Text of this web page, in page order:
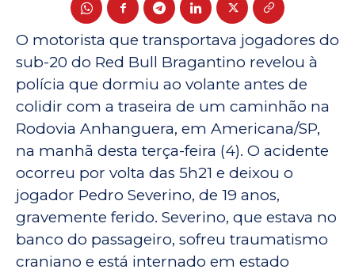
O motorista que transportava jogadores do
sub-20 do Red Bull Bragantino revelou à
polícia que dormiu ao volante antes de
colidir com a traseira de um caminhão na
Rodovia Anhanguera, em Americana/SP,
na manhã desta terça-feira (4). O acidente
ocorreu por volta das 5h21 e deixou o
jogador Pedro Severino, de 19 anos,
gravemente ferido. Severino, que estava no
banco do passageiro, sofreu traumatismo
craniano e está internado em estado